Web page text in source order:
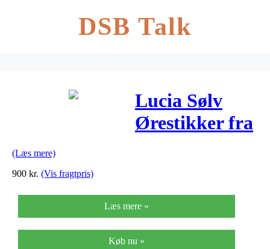
DSB Talk
Lucia Sølv
Ørestikker fra
(Læs mere)
900 kr. (Vis fragtpris)
Læs mere »
Køb nu »